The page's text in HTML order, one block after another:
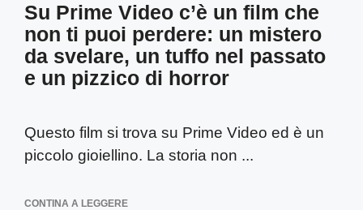
Su Prime Video c’è un film che
non ti puoi perdere: un mistero
da svelare, un tuffo nel passato
e un pizzico di horror
Questo film si trova su Prime Video ed è un
piccolo gioiellino. La storia non ...
CONTINA A LEGGERE